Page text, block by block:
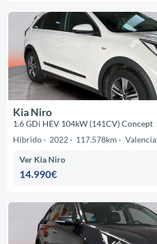
Kia Niro
1.6 GDi HEV 104kW (141CV) Concept
Híbrido
2022 117.578km Valencia
Ver Kia Niro
14.990€